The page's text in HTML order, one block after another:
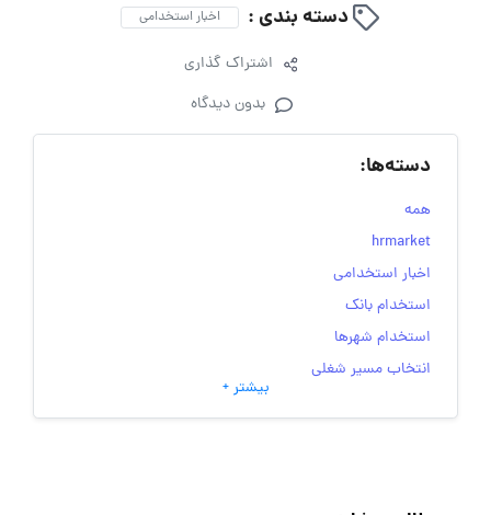
دسته بندی : اخبار استخدامی
اشتراک گذاری
بدون دیدگاه
دسته‌ها:
همه
hrmarket
اخبار استخدامی
استخدام بانک
استخدام شهرها
انتخاب مسیر شغلی
به‌روزرسانی‌های سایت (کارجویی)
بیشتر +